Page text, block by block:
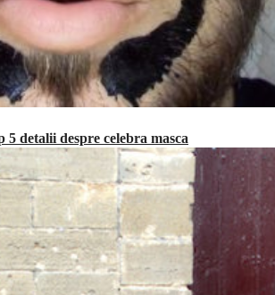
5 detalii despre celebra masca